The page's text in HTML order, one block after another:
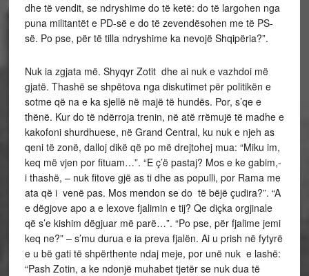
dhe të vendit, se ndryshime do të ketë: do të largohen nga
puna militantët e PD-së e do të zevendësohen me të PS-
së. Po pse, për të tilla ndryshime ka nevojë Shqipëria?”.
Nuk ia zgjata më. Shyqyr Zotit dhe ai nuk e vazhdoi më
gjatë. Thashë se shpëtova nga diskutimet për politikën e
sotme që na e ka sjellë në majë të hundës. Por, s’qe e
thënë. Kur do të ndërroja trenin, në atë rrëmujë të madhe e
kakofoni shurdhuese, në Grand Central, ku nuk e njeh as
qeni të zonë, dalloj dikë që po më drejtohej mua: “Miku im,
keq më vjen por fituam…”. “E ç’ë pastaj? Mos e ke gabim,-
i thashë, – nuk fitove gjë as ti dhe as populli, por Rama me
ata që i venë pas. Mos mendon se do të bëjë çudira?”. “A
e dëgjove apo a e lexove fjalimin e tij? Qe diçka orgjinale
që s’e kishim dëgjuar më parë…”. “Po pse, për fjalime jemi
keq ne?” – s’mu durua e ia preva fjalën. Ai u prish në fytyrë
e u bë gati të shpërthente ndaj meje, por unë nuk e lashë:
“Pash Zotin, a ke ndonjë muhabet tjetër se nuk dua të